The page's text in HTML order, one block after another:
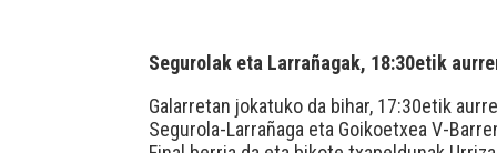
Segurolak eta Larrañagak, 18:30etik
Galarretan jokatuko da bihar, 17:30etik
Segurola-Larrañaga eta Goikoetxea V-